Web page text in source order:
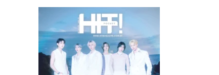
HIT!Hop
HIT!Leituras
HIT!Diary